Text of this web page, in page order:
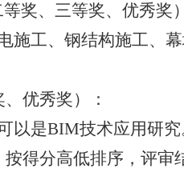
奖、三等奖、优秀奖
施工、钢结构施工、
优秀奖）：
以是BIM技术应用研究
得分高低排序，评